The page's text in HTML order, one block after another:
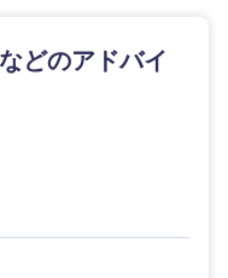
熊本県
どのアドバイ